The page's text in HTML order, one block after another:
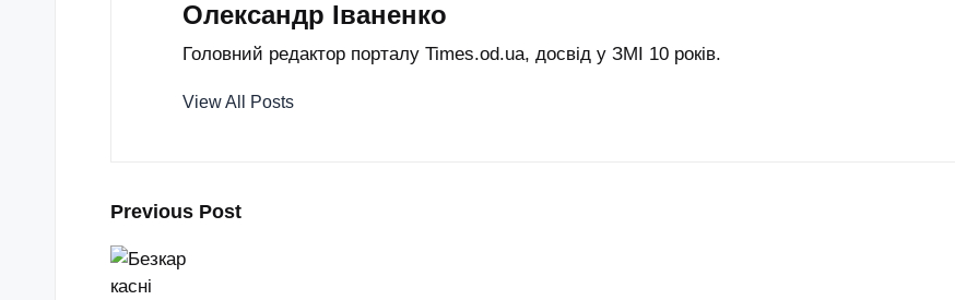
Олександр Іваненко
Головний редактор порталу Times.od.ua, досвід у ЗМІ 10 років.
View All Posts
Post
navigation
Previous Post